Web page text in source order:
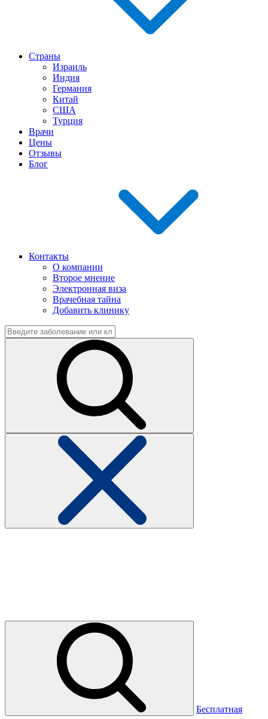
Страны
Израиль
Индия
Германия
Китай
США
Турция
Врачи
Цены
Отзывы
Блог
Контакты
О компании
Второе мнение
Электронная виза
Врачебная тайна
Добавить клинику
Бесплатная